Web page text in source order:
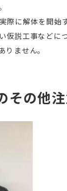
際に解体を開始
仮説工事などに
りません。
その他